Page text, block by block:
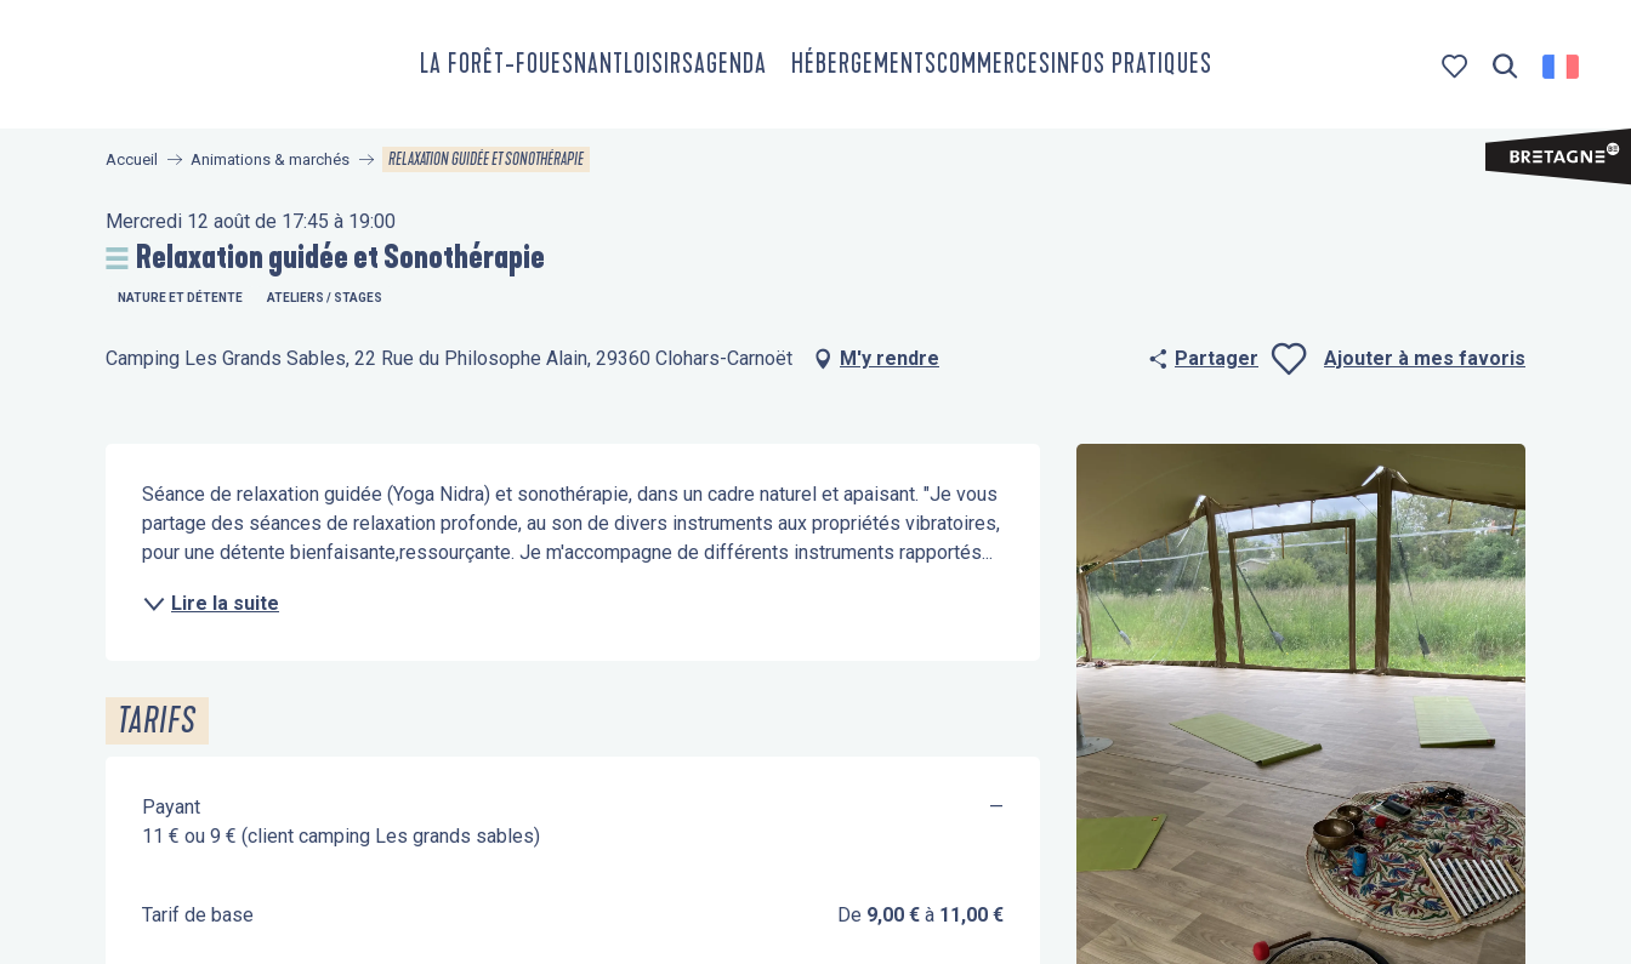
LA FORÊT-FOUESNANTLOISIRSAGENDA HÉBERGEMENTSCOMMERCES INFOS PRATIQUES
Accueil Animations & marchés RELAXATION GUIDÉE ET SONOTHÉRAPIE
Mercredi 12 août de 17:45 à 19:00
Relaxation guidée et Sonothérapie
NATURE ET DÉTENTE ATELIERS / STAGES
Camping Les Grands Sables, 22 Rue du Philosophe Alain, 29360 Clohars-Carnoët M'y rendre Partager Ajouter à mes favoris
Description
Séance de relaxation guidée (Yoga Nidra) et sonothérapie, dans un cadre naturel et apaisant. "Je vous
partage des séances de relaxation profonde, au son de divers instruments aux propriétés vibratoires,
pour une détente bienfaisante,ressourçante. Je m'accompagne de différents instruments rapportés...
Lire la suite
TARIFS
Payant
11 € ou 9 € (client camping Les grands sables)
—
Tarif de base De 9,00 € à 11,00 €